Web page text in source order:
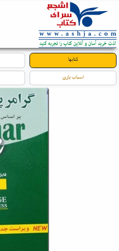
کتابها
اسباب بازی